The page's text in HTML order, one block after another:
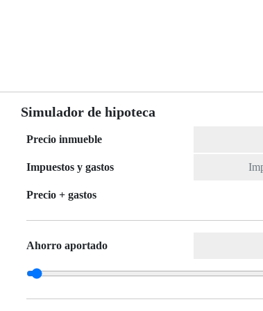
Simulador de hipoteca
Precio inmueble
Impuestos y gastos
Precio + gastos
Ahorro aportado